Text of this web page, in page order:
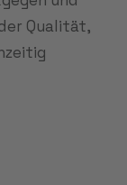
Qualität,